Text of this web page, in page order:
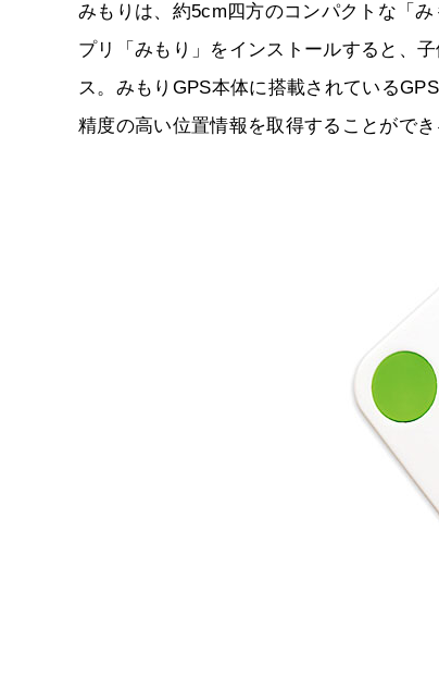
みもりは、約5cm四方のコンパクトな「
プリ「みもり」をインストールすると、
ス。みもりGPS本体に搭載されている
精度の高い位置情報を取得することができ